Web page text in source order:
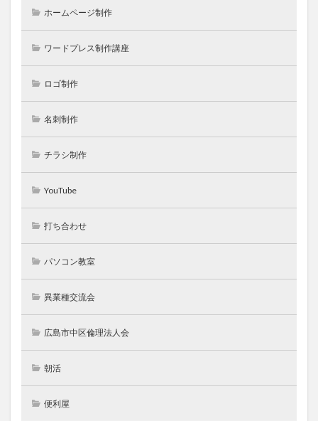
ホームページ制作
ワードプレス制作講座
ロゴ制作
名刺制作
チラシ制作
YouTube
打ち合わせ
パソコン教室
異業種交流会
広島市中区倫理法人会
朝活
便利屋